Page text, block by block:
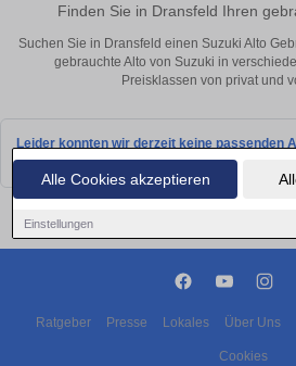
Alle Cookies akzeptieren
Einstellungen
Finden Sie in Dransfeld Ihren
Suchen Sie in Dransfeld einen Suzuki Alto
gebrauchte Alto von Suzuki in
Preisklassen von privat und
Leider konnten wir derzeit keine passenden
bald wieder vorbei!
Ratgeber Presse Lokales Über Uns
Cookies